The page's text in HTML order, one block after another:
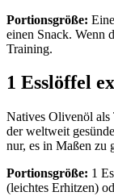
Portionsgröße:
einen Snack. Wenn
Training.
1 Esslöffel
Natives Olivenöl als
der weltweit
nur, es in Maßen zu
Portionsgröße: 1
(leichtes Erhitzen)